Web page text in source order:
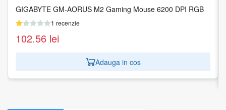
GIGABYTE GM-AORUS M2 Gaming Mouse 6200 DPI RGB
1 recenzie
102.56 lei
Adauga in cos
MOUSE USB LASER WRL PROFES./BLACK 4X30H56887
LENOVO
Adauga in cos